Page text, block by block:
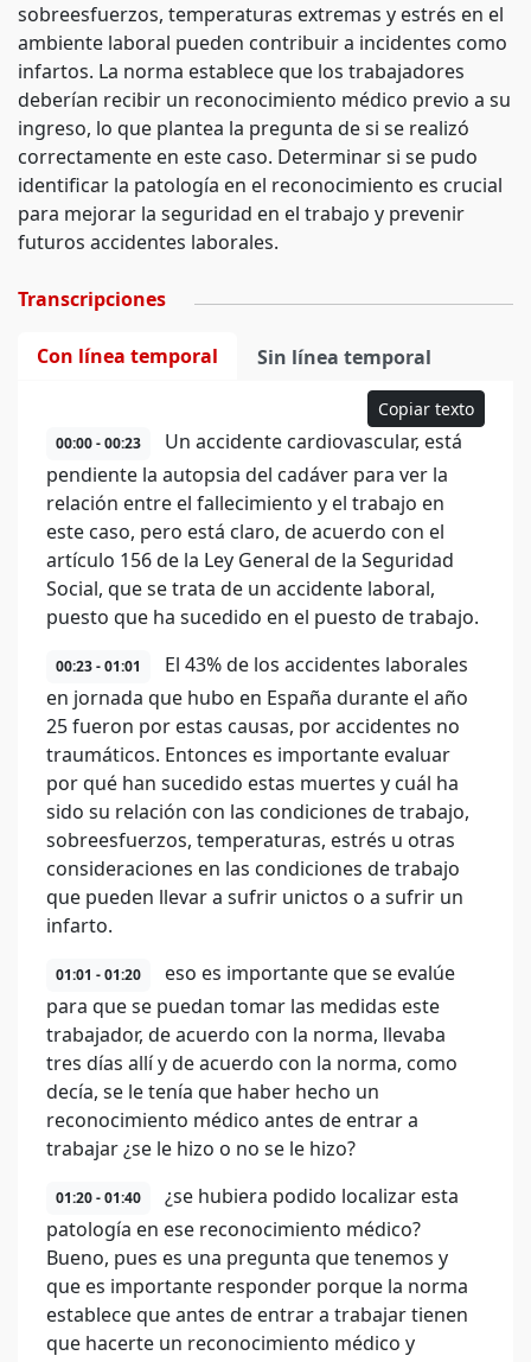
sobreesfuerzos, temperaturas extremas y estrés en el
ambiente laboral pueden contribuir a incidentes como
infartos. La norma establece que los trabajadores
deberían recibir un reconocimiento médico previo a su
ingreso, lo que plantea la pregunta de si se realizó
correctamente en este caso. Determinar si se pudo
identificar la patología en el reconocimiento es crucial
para mejorar la seguridad en el trabajo y prevenir
futuros accidentes laborales.
Transcripciones
Con línea temporal Sin línea temporal
Copiar texto
00:00 - 00:23
Un accidente cardiovascular, está
pendiente la autopsia del cadáver para ver la
relación entre el fallecimiento y el trabajo en
este caso, pero está claro, de acuerdo con el
artículo 156 de la Ley General de la Seguridad
Social, que se trata de un accidente laboral,
puesto que ha sucedido en el puesto de trabajo.
00:23 - 01:01
El 43% de los accidentes laborales
en jornada que hubo en España durante el año
25 fueron por estas causas, por accidentes no
traumáticos. Entonces es importante evaluar
por qué han sucedido estas muertes y cuál ha
sido su relación con las condiciones de trabajo,
sobreesfuerzos, temperaturas, estrés u otras
consideraciones en las condiciones de trabajo
que pueden llevar a sufrir unictos o a sufrir un
infarto.
01:01 - 01:20
eso es importante que se evalúe
para que se puedan tomar las medidas este
trabajador, de acuerdo con la norma, llevaba
tres días allí y de acuerdo con la norma, como
decía, se le tenía que haber hecho un
reconocimiento médico antes de entrar a
trabajar ¿se le hizo o no se le hizo?
01:20 - 01:40
¿se hubiera podido localizar esta
patología en ese reconocimiento médico?
Bueno, pues es una pregunta que tenemos y
que es importante responder porque la norma
establece que antes de entrar a trabajar tienen
que hacerte un reconocimiento médico y